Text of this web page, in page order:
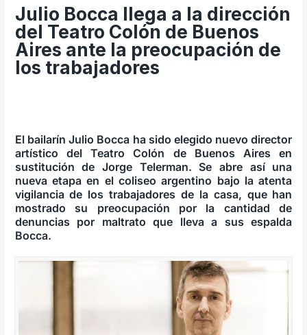
Cosas de Beckmesser
Nosotros y privacidad
Buscar:
Julio Bocca llega a la dirección
del Teatro Colón de Buenos
Aires ante la preocupación de
los trabajadores
El bailarín Julio Bocca ha sido elegido nuevo director
artístico del Teatro Colón de Buenos Aires en
sustitución de Jorge Telerman. Se abre así una
nueva etapa en el coliseo argentino bajo la atenta
vigilancia de los trabajadores de la casa, que han
mostrado su preocupación por la cantidad de
denuncias por maltrato que lleva a sus espalda
Bocca.